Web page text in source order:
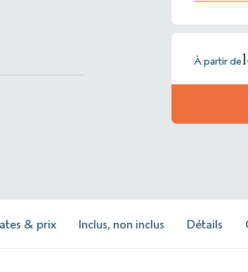
À partir de
& prix Inclus, non inclus Détails